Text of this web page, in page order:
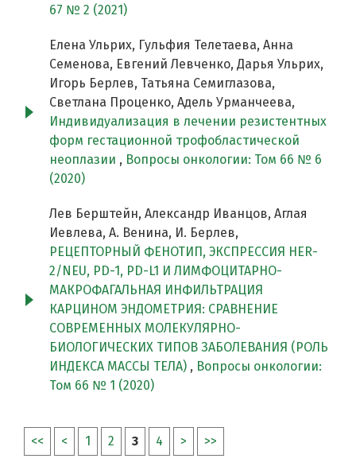
67 № 2 (2021)
Елена Ульрих, Гульфия Телетаева, Анна
Семенова, Евгений Левченко, Дарья Ульрих,
Игорь Берлев, Татьяна Семиглазова,
Светлана Проценко, Адель Урманчеева,
Индивидуализация в лечении резистентных
форм гестационной трофобластической
неоплазии , Вопросы онкологии: Том 66 № 6
(2020)
Лев Берштейн, Александр Иванцов, Аглая
Иевлева, А. Венина, И. Берлев,
РЕЦЕПТОРНЫЙ ФЕНОТИП, ЭКСПРЕССИЯ HER-
2/NEU, PD-1, PD-L1 И ЛИМФОЦИТАРНО-
МАКРОФАГАЛЬНАЯ ИНФИЛЬТРАЦИЯ
КАРЦИНОМ ЭНДОМЕТРИЯ: СРАВНЕНИЕ
СОВРЕМЕННЫХ МОЛЕКУЛЯРНО-
БИОЛОГИЧЕСКИХ ТИПОВ ЗАБОЛЕВАНИЯ (РОЛЬ
ИНДЕКСА МАССЫ ТЕЛА) , Вопросы онкологии:
Том 66 № 1 (2020)
<< < 1 2 3 4 > >>